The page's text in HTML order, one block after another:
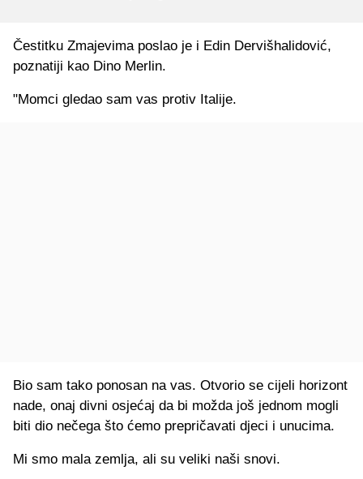
Čestitku Zmajevima poslao je i Edin Dervišhalidović,
poznatiji kao Dino Merlin.
"Momci gledao sam vas protiv Italije.
Bio sam tako ponosan na vas. Otvorio se cijeli horizont
nade, onaj divni osjećaj da bi možda još jednom mogli
biti dio nečega što ćemo prepričavati djeci i unucima.
Mi smo mala zemlja, ali su veliki naši snovi.